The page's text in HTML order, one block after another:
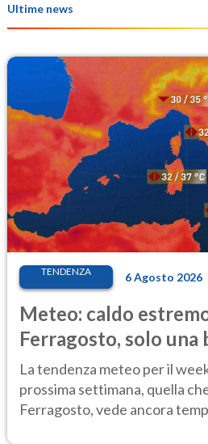
Ultime news
TENDENZA 6 Agosto 2026
Meteo: caldo
Ferragosto, solo una
Ecco dove
La tendenza meteo per il
prossima settimana, quella
Ferragosto, vede ancora